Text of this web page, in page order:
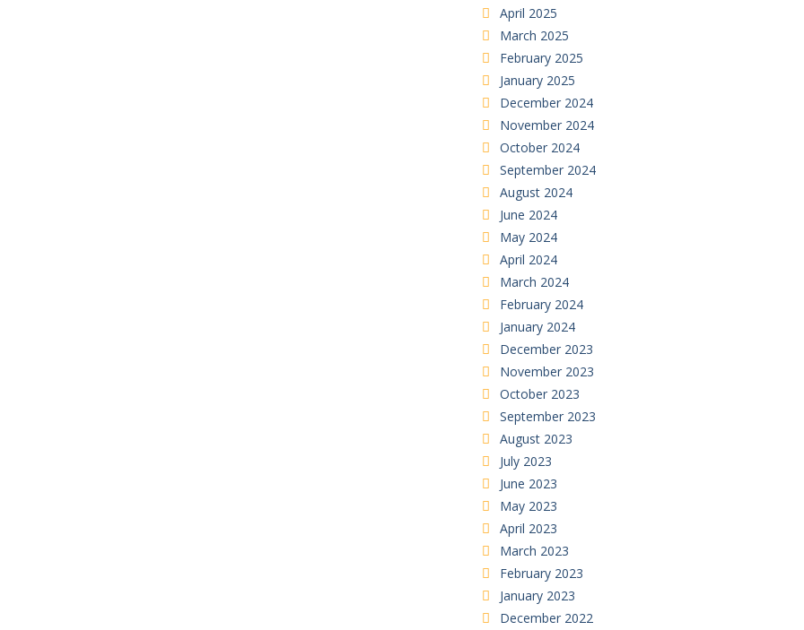
April 2025
March 2025
February 2025
January 2025
December 2024
November 2024
October 2024
September 2024
August 2024
June 2024
May 2024
April 2024
March 2024
February 2024
January 2024
December 2023
November 2023
October 2023
September 2023
August 2023
July 2023
June 2023
May 2023
April 2023
March 2023
February 2023
January 2023
December 2022